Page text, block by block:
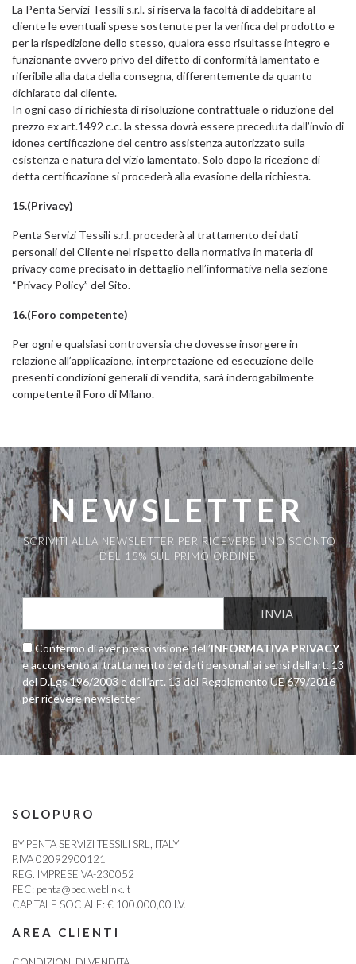
La Penta Servizi Tessili s.r.l. si riserva la facoltà di addebitare al
cliente le eventuali spese sostenute per la verifica del prodotto e
per la rispedizione dello stesso, qualora esso risultasse integro e
funzionante ovvero privo del difetto di conformità lamentato e
riferibile alla data della consegna, differentemente da quanto
dichiarato dal cliente.
In ogni caso di richiesta di risoluzione contrattuale o riduzione del
prezzo ex art.1492 c.c. la stessa dovrà essere preceduta dall’invio di
idonea certificazione del centro assistenza autorizzato sulla
esistenza e natura del vizio lamentato. Solo dopo la ricezione di
detta certificazione si procederà alla evasione della richiesta.
15.(Privacy)
Penta Servizi Tessili s.r.l. procederà al trattamento dei dati
personali del Cliente nel rispetto della normativa in materia di
privacy come precisato in dettaglio nell’informativa nella sezione
“Privacy Policy” del Sito.
16.(Foro competente)
Per ogni e qualsiasi controversia che dovesse insorgere in
relazione all’applicazione, interpretazione ed esecuzione delle
presenti condizioni generali di vendita, sarà inderogabilmente
competente il Foro di Milano.
NEWSLETTER
ISCRIVITI ALLA NEWSLETTER PER RICEVERE UNO SCONTO
DEL 15% SUL PRIMO ORDINE
Confermo di aver preso visione dell’INFORMATIVA PRIVACY
e acconsento al trattamento dei dati personali ai sensi dell’art. 13
del D.Lgs 196/2003 e dell’art. 13 del Regolamento UE 679/2016
per ricevere newsletter
SOLOPURO
BY PENTA SERVIZI TESSILI SRL, ITALY
P.IVA 02092900121
REG. IMPRESE VA-230052
PEC: penta@pec.weblink.it
CAPITALE SOCIALE: € 100.000,00 I.V.
AREA CLIENTI